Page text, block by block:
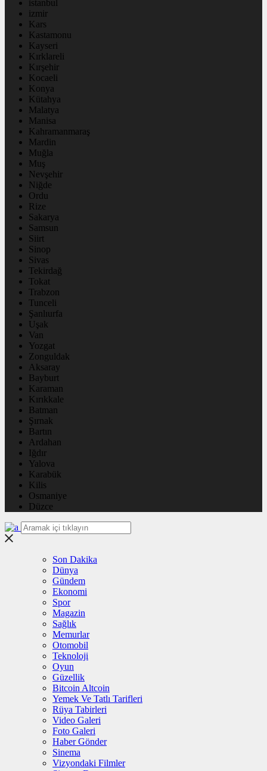
istanbul
izmir
Kars
Kastamonu
Kayseri
Kırklareli
Kırşehir
Kocaeli
Konya
Kütahya
Malatya
Manisa
Kahramanmaraş
Mardin
Muğla
Muş
Nevşehir
Niğde
Ordu
Rize
Sakarya
Samsun
Siirt
Sinop
Sivas
Tekirdağ
Tokat
Trabzon
Tunceli
Şanlıurfa
Uşak
Van
Yozgat
Zonguldak
Aksaray
Bayburt
Karaman
Kırıkkale
Batman
Şırnak
Bartın
Ardahan
Iğdır
Yalova
Karabük
Kilis
Osmaniye
Düzce
Son Dakika
Dünya
Gündem
Ekonomi
Spor
Magazin
Sağlık
Memurlar
Otomobil
Teknoloji
Oyun
Güzellik
Bitcoin Altcoin
Yemek Ve Tatlı Tarifleri
Rüya Tabirleri
Video Galeri
Foto Galeri
Haber Gönder
Sinema
Vizyondaki Filmler